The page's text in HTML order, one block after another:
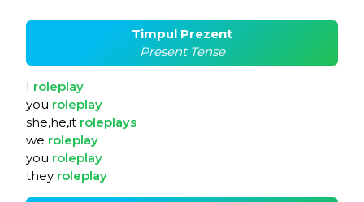
Timpul Prezent
Present Tense
I roleplay
you roleplay
she,he,it roleplays
we roleplay
you roleplay
they roleplay